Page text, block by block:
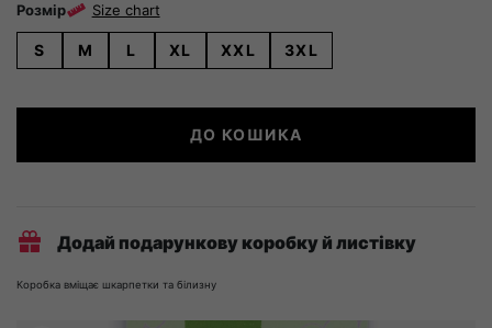
Розмір Size chart
S M L XL XXL 3XL
ДО КОШИКА
Додай подарункову коробку й листівку
Коробка вміщає шкарпетки та білизну